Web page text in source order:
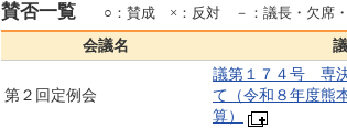
賛否一覧 ○：賛成 ×：反対 －：議長・欠席
会議名
第２回定例会
議第１７４号 専
て（令和８年度熊
算）